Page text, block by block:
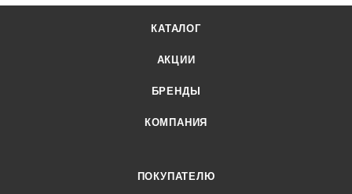
КАТАЛОГ
АКЦИИ
БРЕНДЫ
КОМПАНИЯ
ПОКУПАТЕЛЮ